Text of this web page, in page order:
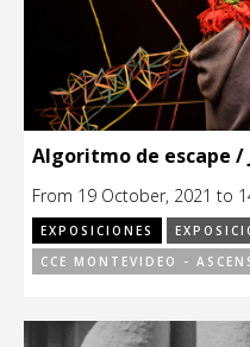
Algoritmo de escape /
From 19 October, 2021 to
EXPOSICIONES
CCE MONTEVIDEO -